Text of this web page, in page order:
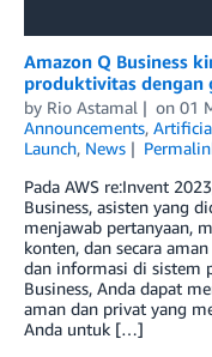
Amazon Q Business
produktivitas dengan
by Rio Astamal on 01
Announcements,
Launch, News
Pada AWS re:Invent
Business, asisten yang
menjawab pertanyaan,
konten, dan secara
dan informasi di sistem
Business, Anda dapat
aman dan privat yang
Anda untuk […]